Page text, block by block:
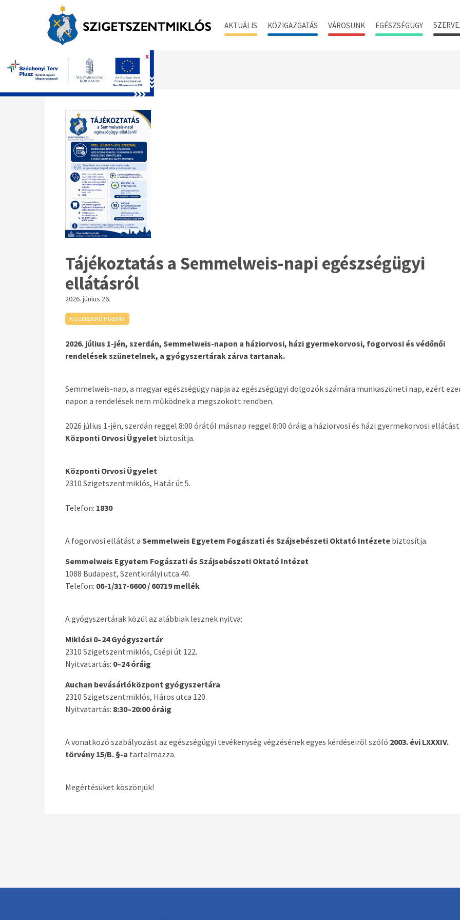
AKTUÁLIS KÖZIGAZGATÁS VÁROSUNK EGÉSZSÉGÜGY
x
Főoldal
Tájékoztatás a Semmelweis-napi egészségügyi
ellátásról
2026. június 26.
KÖZÉRDEKŰ HÍREINK
2026. július 1-jén, szerdán, Semmelweis-napon a háziorvosi, házi gyermekorvosi, fogorvosi és védőnői
rendelések szünetelnek, a gyógyszertárak zárva tartanak.
Semmelweis-nap, a magyar egészségügy napja az egészségügyi dolgozók számára munkaszüneti nap, ezért
napon a rendelések nem működnek a megszokott rendben.
2026 július 1-jén, szerdán reggel 8:00 órától másnap reggel 8:00 óráig a háziorvosi és házi gyermekorvosi ellátást
Központi Orvosi Ügyelet biztosítja.
Központi Orvosi Ügyelet
2310 Szigetszentmiklós, Határ út 5.
Telefon: 1830
A fogorvosi ellátást a Semmelweis Egyetem Fogászati és Szájsebészeti Oktató Intézete biztosítja.
Semmelweis Egyetem Fogászati és Szájsebészeti Oktató Intézet
1088 Budapest, Szentkirályi utca 40.
Telefon: 06-1/317-6600 / 60719 mellék
A gyógyszertárak közül az alábbiak lesznek nyitva:
Miklósi 0–24 Gyógyszertár
2310 Szigetszentmiklós, Csépi út 122.
Nyitvatartás: 0–24 óráig
Auchan bevásárlóközpont gyógyszertára
2310 Szigetszentmiklós, Háros utca 120.
Nyitvatartás: 8:30–20:00 óráig
A vonatkozó szabályozást az egészségügyi tevékenység végzésének egyes kérdéseiről szóló 2003. évi LXXXIV.
törvény 15/B. §-a tartalmazza.
Megértésüket köszönjük!